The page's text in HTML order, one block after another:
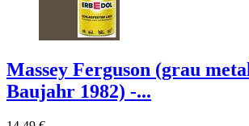
Massey Ferguson (grau
Baujahr 1982) -...